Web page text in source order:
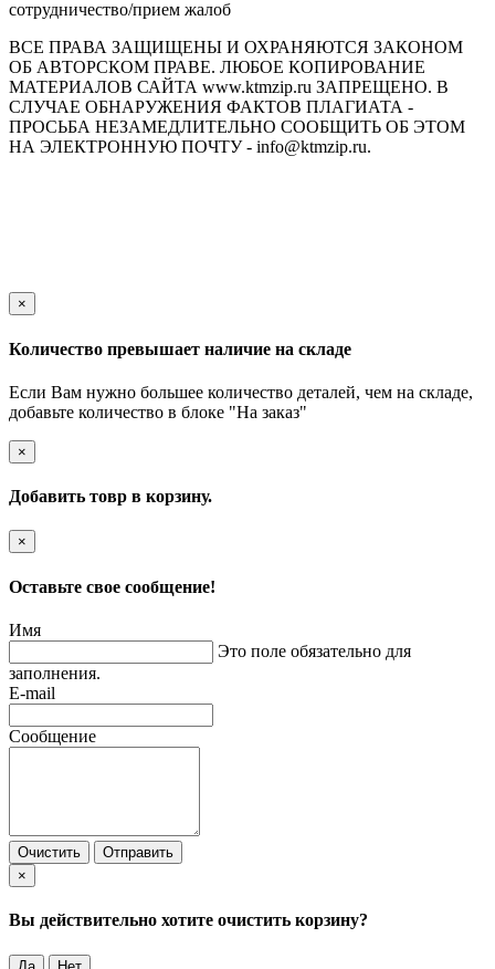
сотрудничество/прием жалоб
ВСЕ ПРАВА ЗАЩИЩЕНЫ И ОХРАНЯЮТСЯ ЗАКОНОМ
ОБ АВТОРСКОМ ПРАВЕ. ЛЮБОЕ КОПИРОВАНИЕ
МАТЕРИАЛОВ САЙТА www.ktmzip.ru ЗАПРЕЩЕНО. В
СЛУЧАЕ ОБНАРУЖЕНИЯ ФАКТОВ ПЛАГИАТА -
ПРОСЬБА НЕЗАМЕДЛИТЕЛЬНО СООБЩИТЬ ОБ ЭТОМ
НА ЭЛЕКТРОННУЮ ПОЧТУ - info@ktmzip.ru.
×
Количество превышает наличие на складе
Если Вам нужно большее количество деталей, чем на складе,
добавьте количество в блоке "На заказ"
×
Добавить товр в корзину.
×
Оставьте свое сообщение!
Имя
Это поле обязательно для
заполнения.
E-mail
Сообщение
Очистить
Отправить
×
Вы действительно хотите очистить корзину?